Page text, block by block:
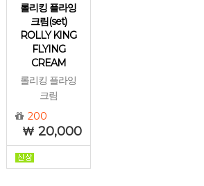
롤리킹 플라잉
크림(set)
ROLLY KING
FLYING
CREAM
롤리킹 플라잉
크림
200
20,000